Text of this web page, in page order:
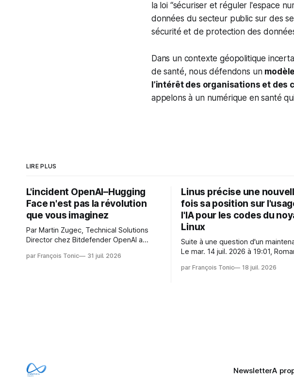
la loi “sécuriser et réguler l'espace
données du secteur public sur des
sécurité et de protection des
Dans un contexte géopolitique
de santé, nous défendons un
l’intérêt des organisations et des
appelons à un numérique en santé
LIRE PLUS
L'incident OpenAI–Hugging
Face n'est pas la révolution
que vous imaginez
Par Martin Zugec, Technical Solutions
Director chez Bitdefender OpenAI a
dans le cadre d'une évaluation interne
par François Tonic 31 juil. 2026
Linus précise une
fois sa position sur
l'IA pour les codes du
Linux
Suite à une question d'un
Le mar. 14 juil. 2026 à 19:01,
écrit : Je pense que cela rend l'objectif
par François Tonic 18 juil. 2026
NewsletterA